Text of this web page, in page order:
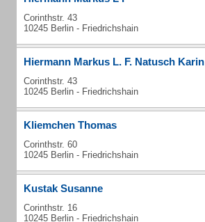
Corinthstr. 43
10245 Berlin - Friedrichshain
Hiermann Markus L. F. Natusch Karin
Corinthstr. 43
10245 Berlin - Friedrichshain
Kliemchen Thomas
Corinthstr. 60
10245 Berlin - Friedrichshain
Kustak Susanne
Corinthstr. 16
10245 Berlin - Friedrichshain